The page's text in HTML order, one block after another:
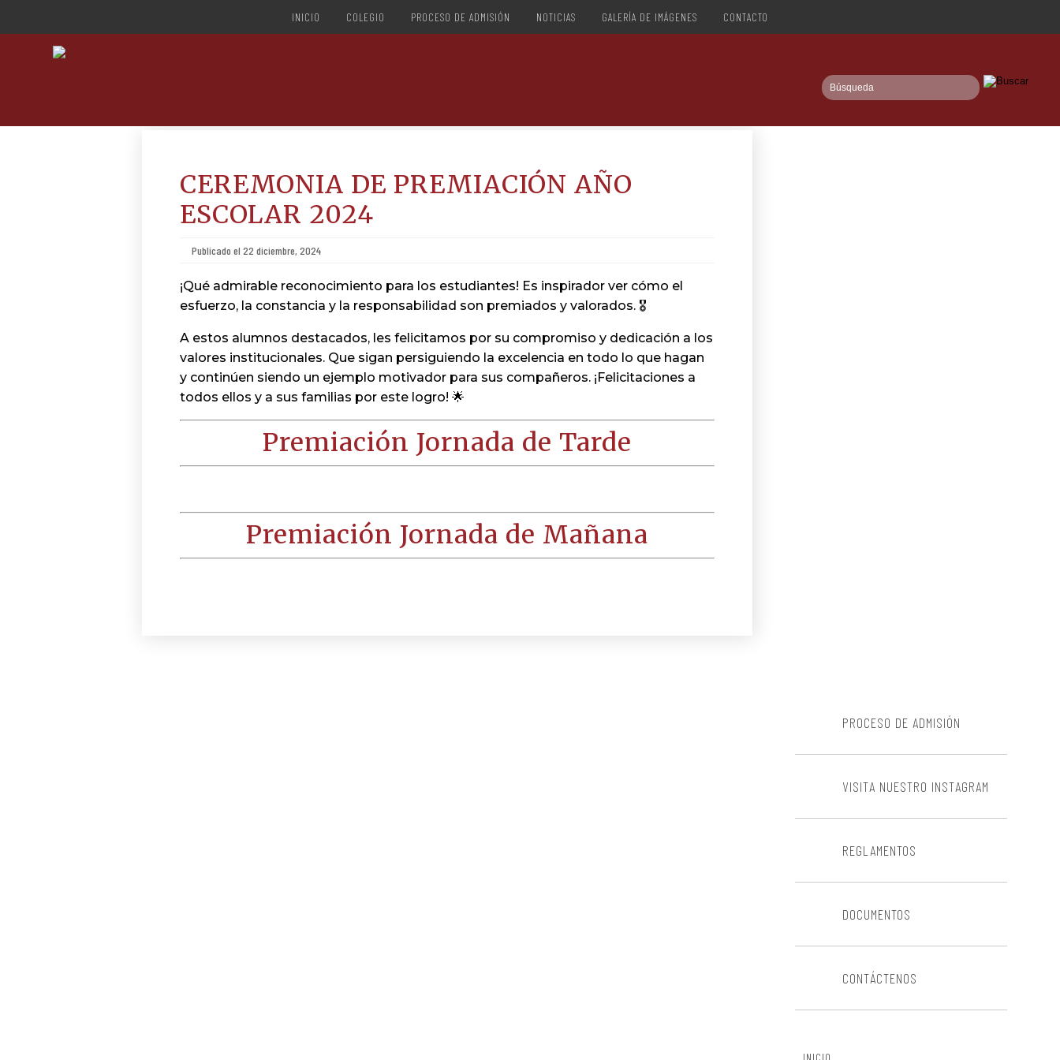
INICIO COLEGIO PROCESO DE ADMISIÓN NOTICIAS GALERÍA DE IMÁGENES CONTACTO
CEREMONIA DE PREMIACIÓN AÑO
ESCOLAR 2024
Publicado el 22 diciembre, 2024
¡Qué admirable reconocimiento para los estudiantes! Es inspirador ver cómo el
esfuerzo, la constancia y la responsabilidad son premiados y valorados. 🎖️
A estos alumnos destacados, les felicitamos por su compromiso y dedicación a los
valores institucionales. Que sigan persiguiendo la excelencia en todo lo que hagan
y continúen siendo un ejemplo motivador para sus compañeros. ¡Felicitaciones a
todos ellos y a sus familias por este logro! 🌟
Premiación Jornada de Tarde
Premiación Jornada de Mañana
PROCESO DE ADMISIÓN
VISITA NUESTRO INSTAGRAM
REGLAMENTOS
DOCUMENTOS
CONTÁCTENOS
INICIO